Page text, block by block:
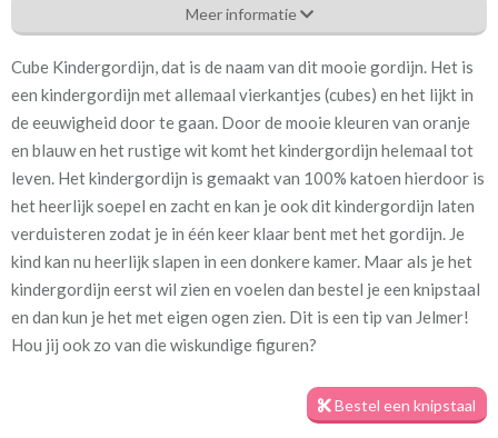
Eigenschappen gordijnstof
Artikelnummer Pt_5734-715 cube cobalt
Patroon: 16 cm
Stofbreedte: 137 cm
Mate van verduistering:
Geen (voering optioneel
tijdens bestelproces)
Meestal eerder, maar houd
rekening met
circa 1-2 weken
100% katoen
Meer informatie
Cube Kindergordijn, dat is de naam van dit mooie gordijn. Het is
een kindergordijn met allemaal vierkantjes (cubes) en het lijkt in
de eeuwigheid door te gaan. Door de mooie kleuren van oranje
en blauw en het rustige wit komt het kindergordijn helemaal tot
leven. Het kindergordijn is gemaakt van 100% katoen hierdoor is
het heerlijk soepel en zacht en kan je ook dit kindergordijn laten
verduisteren zodat je in één keer klaar bent met het gordijn. Je
kind kan nu heerlijk slapen in een donkere kamer. Maar als je het
kindergordijn eerst wil zien en voelen dan bestel je een knipstaal
en dan kun je het met eigen ogen zien. Dit is een tip van Jelmer!
Hou jij ook zo van die wiskundige figuren?
Bestel een knipstaal